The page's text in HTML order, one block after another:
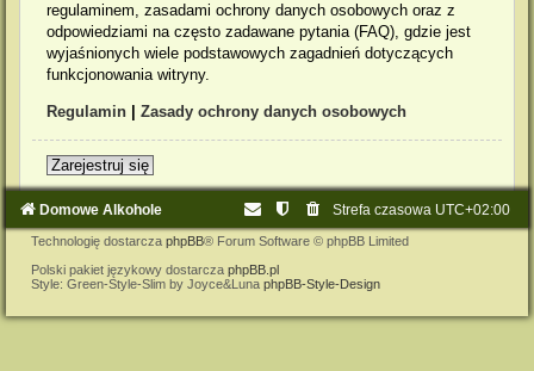
regulaminem, zasadami ochrony danych osobowych oraz z
odpowiedziami na często zadawane pytania (FAQ), gdzie jest
wyjaśnionych wiele podstawowych zagadnień dotyczących
funkcjonowania witryny.
Regulamin Zasady ochrony danych osobowych
Zarejestruj się
Domowe Alkohole Strefa czasowa UTC+02:00
Technologię dostarcza phpBB® Forum Software © phpBB Limited
Polski pakiet językowy dostarcza phpBB.pl
Style: Green-Style-Slim by Joyce&Luna phpBB-Style-Design